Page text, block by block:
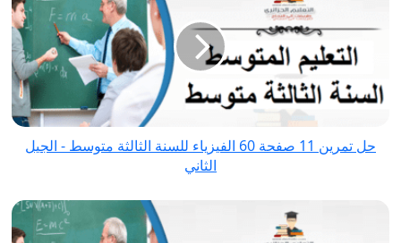
الفيزياء
للسنة
متوسط
حل تمرين 11 صفحة 60 الفيزياء للسنة الثالثة متوسط - الجيل
الثاني